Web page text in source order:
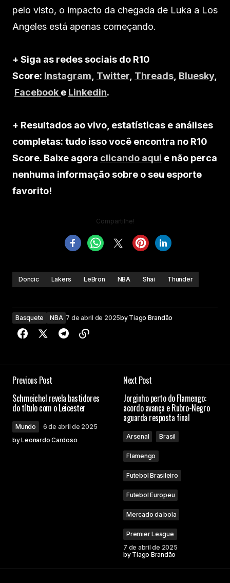
pelo visto, o impacto da chegada de Luka a Los
Angeles está apenas começando.
+ Siga as redes sociais do R10
Score: Instagram Twitter Threads Bluesky,
Facebook e Linkedin.
+ Resultados ao vivo, estatísticas e análises
completas: tudo isso você encontra no R10
Score. Baixe agora clicando aqui e não perca
nenhuma informação sobre o seu esporte
favorito!
Compartilhe!
Doncic Lakers LeBron NBA Shai Thunder
Basquete NBA 7 de abril de 2025by Tiago Brandão
Previous Post
Schmeichel revela bastidores
do título com o Leicester
Mundo
6 de abril de 2025
byLeonardo Cardoso
Next Post
Jorginho perto do Flamengo:
acordo avança e Rubro-Negro
aguarda resposta final
Arsenal Brasil
Flamengo
Futebol Brasileiro
Futebol Europeu
Mercado da bola
Premier League
7 de abril de 2025
by Tiago Brandão